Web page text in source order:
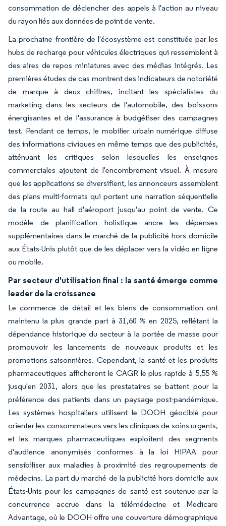
consommation de déclencher des appels à l'action au niveau
du rayon liés aux données de point de vente.
La prochaine frontière de l'écosystème est constituée par les
hubs de recharge pour véhicules électriques qui ressemblent à
des aires de repos miniatures avec des médias intégrés. Les
premières études de cas montrent des indicateurs de notoriété
de marque à deux chiffres, incitant les spécialistes du
marketing dans les secteurs de l'automobile, des boissons
énergisantes et de l'assurance à budgétiser des campagnes
test. Pendant ce temps, le mobilier urbain numérique diffuse
des informations civiques en même temps que des publicités,
atténuant les critiques selon lesquelles les enseignes
commerciales ajoutent de l'encombrement visuel. À mesure
que les applications se diversifient, les annonceurs assemblent
des plans multi-formats qui portent une narration séquentielle
de la route au hall d'aéroport jusqu'au point de vente. Ce
modèle de planification holistique ancre les dépenses
supplémentaires dans le marché de la publicité hors domicile
aux États-Unis plutôt que de les déplacer vers la vidéo en ligne
ou mobile.
Par secteur d'utilisation final : la santé émerge comme
leader de la croissance
Le commerce de détail et les biens de consommation ont
maintenu la plus grande part à 31,60 % en 2025, reflétant la
dépendance historique du secteur à la portée de masse pour
promouvoir les lancements de nouveaux produits et les
promotions saisonnières. Cependant, la santé et les produits
pharmaceutiques afficheront le CAGR le plus rapide à 5,55 %
jusqu'en 2031, alors que les prestataires se battent pour la
préférence des patients dans un paysage post-pandémique.
Les systèmes hospitaliers utilisent le DOOH géociblé pour
orienter les consommateurs vers les cliniques de soins urgents,
et les marques pharmaceutiques exploitent des segments
d'audience anonymisés conformes à la loi HIPAA pour
sensibiliser aux maladies à proximité des regroupements de
médecins. La part du marché de la publicité hors domicile aux
États-Unis pour les campagnes de santé est soutenue par la
concurrence accrue dans la télémédecine et Medicare
Advantage, où le DOOH offre une couverture démographique